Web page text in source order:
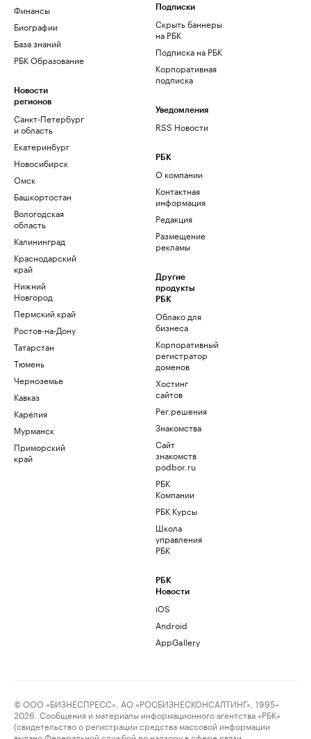
Финансы
Биографии
База знаний
РБК Образование
Новости
регионов
Санкт-Петербург
и область
Екатеринбург
Новосибирск
Омск
Башкортостан
Вологодская
область
Калининград
Краснодарский
край
Нижний
Новгород
Пермский край
Ростов-на-Дону
Татарстан
Тюмень
Черноземье
Кавказ
Карелия
Мурманск
Приморский
край
Подписки
Скрыть баннеры
на РБК
Подписка на РБК
Корпоративная
подписка
Уведомления
RSS Новости
РБК
О компании
Контактная
информация
Редакция
Размещение
рекламы
Другие
продукты
РБК
Облако для
бизнеса
Корпоративный
регистратор
доменов
Хостинг
сайтов
Рег.решения
Знакомства
Сайт
знакомств
podbor.ru
РБК
Компании
РБК Курсы
Школа
управления
РБК
РБК
Новости
iOS
Android
AppGallery
© ООО «БИЗНЕСПРЕСС», АО «РОСБИЗНЕСКОНСАЛТИНГ», 1995–
2026. Сообщения и материалы информационного агентства «РБК»
(свидетельство о регистрации средства массовой информации